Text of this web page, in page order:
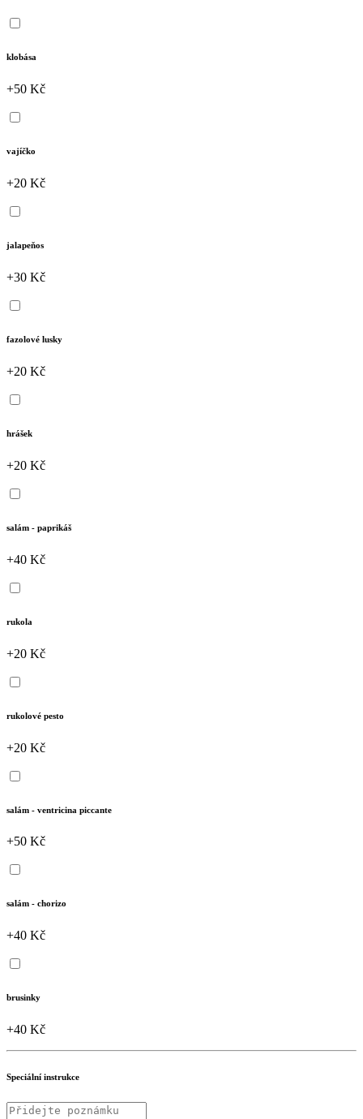
klobása
+50 Kč
vajíčko
+20 Kč
jalapeňos
+30 Kč
fazolové lusky
+20 Kč
hrášek
+20 Kč
salám - paprikáš
+40 Kč
rukola
+20 Kč
rukolové pesto
+20 Kč
salám - ventricina piccante
+50 Kč
salám - chorizo
+40 Kč
brusinky
+40 Kč
Speciální instrukce